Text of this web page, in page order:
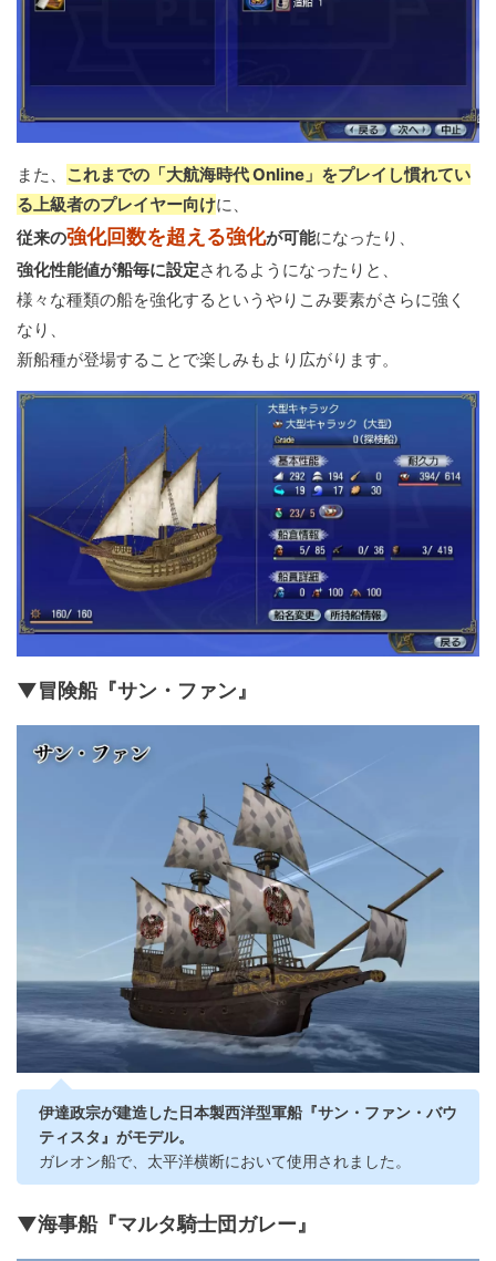
また、 これまでの「大航海時代 Online」をプレイし慣れてい
る上級者のプレイヤー向けに、
従来の強化回数を超える強化が可能になったり、
強化性能値が船毎に設定されるようになったりと、
様々な種類の船を強化するというやりこみ要素がさらに強く
なり、
新船種が登場することで楽しみもより広がります。
▼冒険船『サン・ファン』
伊達政宗が建造した日本製西洋型軍船『サン・ファン・バウ
ティスタ』がモデル。
ガレオン船で、太平洋横断において使用されました。
▼海事船『マルタ騎士団ガレー』